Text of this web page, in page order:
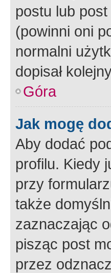
postu lub
(powinni oni
normalni
dopisał
Góra
Jak mogę
Aby dodać
profilu. Kiedy
przy
także
zaznaczając
pisząc post
przez